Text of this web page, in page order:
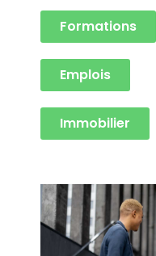
Formations
Emplois
Immobilier